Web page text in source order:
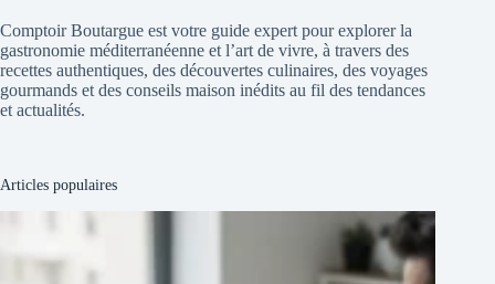
Comptoir Boutargue est votre guide expert pour explorer la
gastronomie méditerranéenne et l’art de vivre, à travers des
recettes authentiques, des découvertes culinaires, des voyages
gourmands et des conseils maison inédits au fil des tendances
et actualités.
Articles populaires